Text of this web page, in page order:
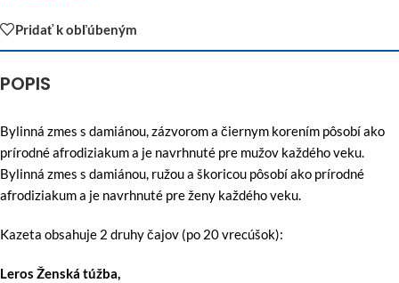
Pridať k obľúbeným
POPIS
Bylinná zmes s damiánou, zázvorom a čiernym korením pôsobí ako
prírodné afrodiziakum a je navrhnuté pre mužov každého veku.
Bylinná zmes s damiánou, ružou a škoricou pôsobí ako prírodné
afrodiziakum a je navrhnuté pre ženy každého veku.
Kazeta obsahuje 2 druhy čajov (po 20 vrecúšok):
Leros Ženská túžba,